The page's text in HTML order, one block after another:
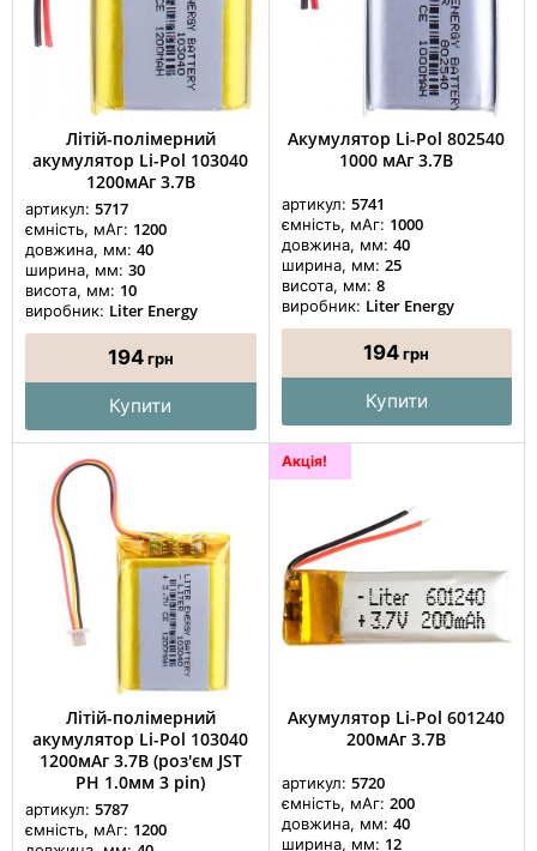
Літій-полімерний
акумулятор Li-Pol 103040
1200мАг 3.7В
артикул: 5717
ємність, мАг: 1200
довжина, мм: 40
ширина, мм: 30
висота, мм: 10
виробник: Liter Energy
194грн
Купити
Акумулятор Li-Pol 802540
1000 мАг 3.7В
артикул: 5741
ємність, мАг: 1000
довжина, мм: 40
ширина, мм: 25
висота, мм: 8
виробник: Liter Energy
194грн
Купити
Літій-полімерний
акумулятор Li-Pol 103040
1200мАг 3.7В (роз'єм JST
PH 1.0мм 3 pin)
артикул: 5787
ємність, мАг: 1200
Акція!
Акумулятор Li-Pol 601240
200мАг 3.7В
артикул: 5720
ємність, мАг: 200
довжина, мм: 40
ширина, мм: 12